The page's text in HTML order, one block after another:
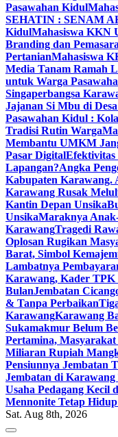
Pasawahan Kidul
SEHATIN : SENAM
KidulMahasiswa KKN
Branding dan
PertanianMahasiswa
Media Tanam Ramah
untuk Warga
Singaperbangsa
Jajanan Si Mbu di
Pasawahan Kidul :
Tradisi Rutin Warga
Membantu UMKM
Pasar Digital
Lapangan?Angka
Kabupaten Karawang.
Karawang Rusak
Kantin Depan Unsika
UnsikaMaraknya
KarawangTragedi
Oplosan Rugikan
Barat, Simbol
Lambatnya
Karawang, Kader
BulanJembatan
& Tanpa Perbaikan
KarawangKarawang
Sukamakmur Belum
Pertamina,
Miliaran Rupiah
Pensiunnya Jembatan
Jembatan di Karawang
Usaha Pedagang Kecil
Mennonite Tetap
Sat. Aug 8th, 2026